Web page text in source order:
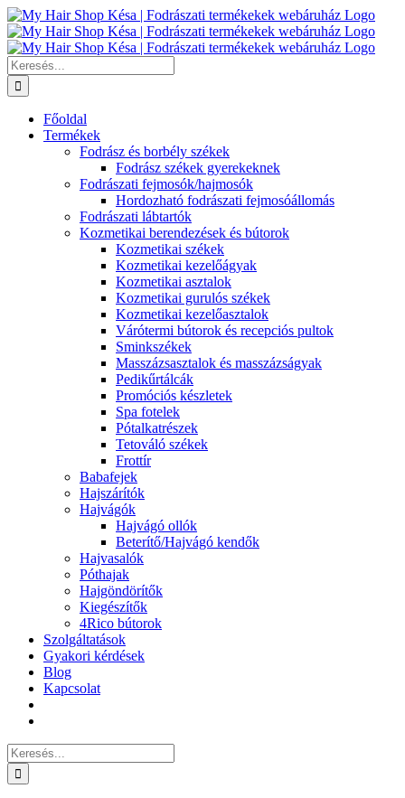
Kihagyás
Keresés...
Főoldal
Termékek
Fodrász és borbély székek
Fodrász székek gyerekeknek
Fodrászati fejmosók/hajmosók
Hordozható fodrászati fejmosóállomás
Fodrászati lábtartók
Kozmetikai berendezések és bútorok
Kozmetikai székek
Kozmetikai kezelőágyak
Kozmetikai asztalok
Kozmetikai gurulós székek
Kozmetikai kezelőasztalok
Várótermi bútorok és recepciós pultok
Sminkszékek
Masszázsasztalok és masszázságyak
Pedikűrtálcák
Promóciós készletek
Spa fotelek
Pótalkatrészek
Tetováló székek
Frottír
Babafejek
Hajszárítók
Hajvágók
Hajvágó ollók
Beterítő/Hajvágó kendők
Hajvasalók
Póthajak
Hajgöndörítők
Kiegészítők
4Rico bútorok
Szolgáltatások
Gyakori kérdések
Blog
Kapcsolat
Keresés...